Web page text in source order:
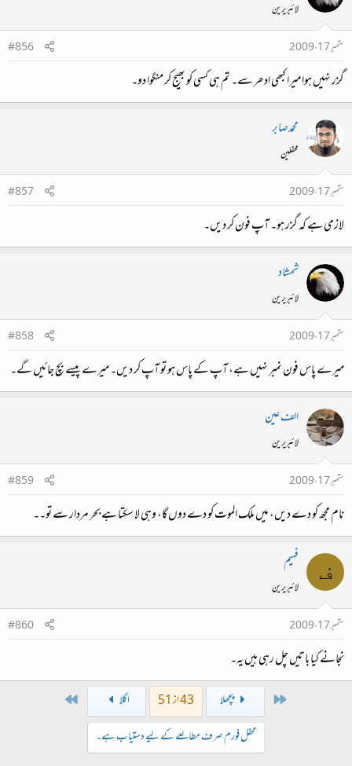
لائبریرین
ستمبر 17، 2009
#856
گزر نہیں ہوا میرا کبھی ادھر سے۔ تم ہی کسی کو بھیج کر منگوا دو۔
محمدصابر
محفلین
ستمبر 17، 2009
#857
لازمی ہے کہ گزر ہو۔ آپ فون کر دیں۔
شمشاد
لائبریرین
ستمبر 17، 2009
#858
میرے پاس فون نمبر نہیں ہے، آپ کے پاس ہو تو آپ کر دیں۔ میرے پیسے بچ جائیں گے۔
الف عین
لائبریرین
ستمبر 17، 2009
#859
نام مجھ کو دے دیں، میں ملک الموت کو دے دوں گا، وہی لا سکتا ہے بحر مردار سے تو۔۔
ف فہیم
لائبریرین
ستمبر 17، 2009
#860
نجانے کیا باتیں چل رہی ہیں یہ۔
پچھلا 43 از 51 اگلا
محفل فورم صرف مطالعے کے لیے دستیاب ہے۔